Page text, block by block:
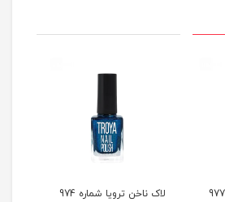
لاک ناخن ترویا شماره 974